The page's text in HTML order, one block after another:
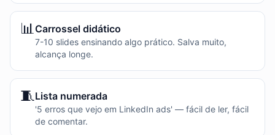
📊Carrossel didático
7-10 slides ensinando algo prático. Salva muito,
alcança longe.
🧵Lista numerada
'5 erros que vejo em LinkedIn ads' — fácil de ler, fácil
de comentar.